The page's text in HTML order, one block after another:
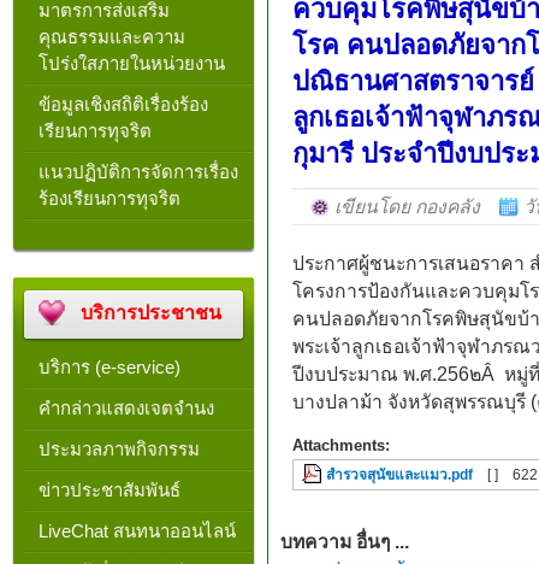
มาตรการส่งเสริม
คุณธรรมและความ
โปร่งใสภายในหน่วยงาน
ข้อมูลเชิงสถิติเรื่องร้อง
เรียนการทุจริต
แนวปฏิบัติการจัดการเรื่อง
ร้องเรียนการทุจริต
บริการประชาชน
บริการ (e-service)
คำกล่าวแสดงเจตจำนง
ประมวลภาพกิจกรรม
ข่าวประชาสัมพันธ์
LiveChat สนทนาออนไลน์
ควบคุมโรคพิษสุนัขบ้
โรค คนปลอดภัยจาก
ปณิธานศาสตราจารย์
ลูกเธอเจ้าฟ้าจุฬาภ
กุมารี ประจำปีงบปร
เขียนโดย กองคลัง
ประกาศผู้ชนะการเสนอราค
โครงการป้องกันและควบคุม
คนปลอดภัยจากโรคพิษสุนัขบ้
พระเจ้าลูกเธอเจ้าฟ้าจุฬาภร
ปีงบประมาณ พ.ศ.256๒Â หมู่
บางปลาม้า จังหวัดสุพรรณบุรี
Attachments:
สำรวจสุนัขและแมว.pdf [ ]
บทความ อื่นๆ ...